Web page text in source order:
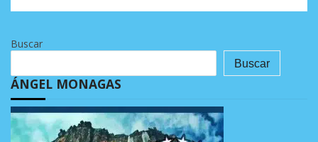
Buscar
Buscar
ÁNGEL MONAGAS